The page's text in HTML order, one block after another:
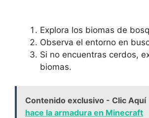
Explora los biomas de
Observa el ​entorno en
Si no encuentras cerdos,
biomas.
Contenido exclusivo - Clic Aquí
hace la armadura en Minecraft